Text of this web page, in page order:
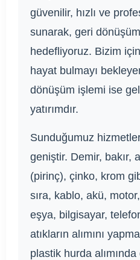
güvenilir, hızlı ve
sunarak, geri
hedefliyoruz. Bizim
hayat bulmayı
dönüşüm işlemi ise
yatırımdır.
Sunduğumuz
geniştir. Demir, bakır,
(pirinç), çinko, krom
sıra, kablo, akü,
eşya, bilgisayar,
atıkların alımını
plastik hurda